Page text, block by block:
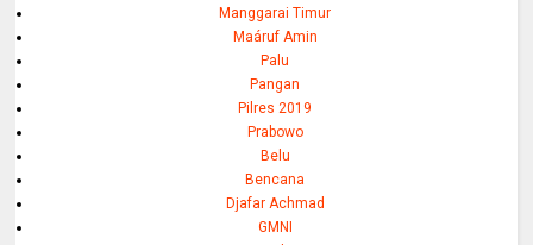
Manggarai Timur
Maáruf Amin
Palu
Pangan
Pilres 2019
Prabowo
Belu
Bencana
Djafar Achmad
GMNI